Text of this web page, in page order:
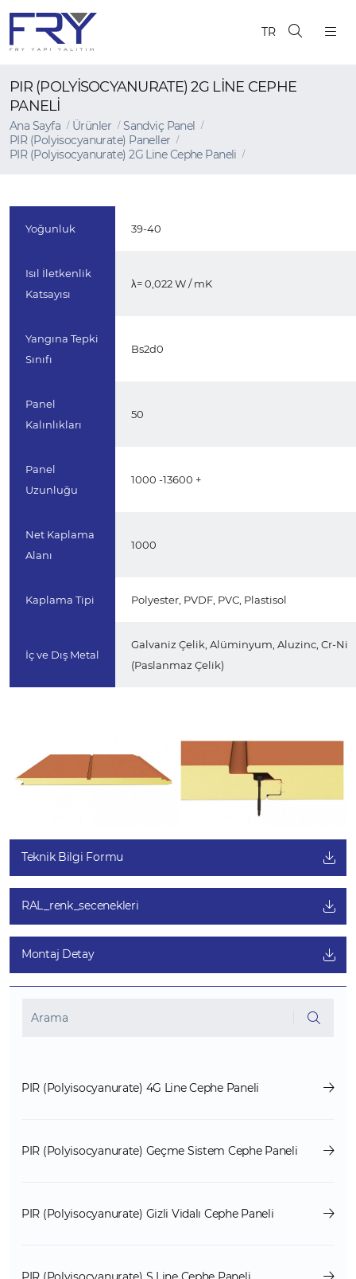
TR
PIR (POLYISOCYANURATE) 2G LINE CEPHE
PANELI
Ana Sayfa Ürünler
Sandviç Panel
PIR (Polyisocyanurate) Paneller
PIR (Polyisocyanurate) 2G Line Cephe Paneli
Yoğunluk 39-40
Isıl İletkenlik
Katsayısı
λ= 0,022 W / mK
Yangına Tepki
Sınıfı
Bs2d0
Panel
Kalınlıkları
50
Panel
Uzunluğu
1000 -13600 +
Net Kaplama
Alanı
1000
Kaplama Tipi Polyester, PVDF, PVC, Plastisol
İç ve Dış Metal
Galvaniz Çelik, Alüminyum, Aluzinc, Cr-Ni
(Paslanmaz Çelik)
Teknik Bilgi Formu
RAL_renk_secenekleri
Montaj Detay
PIR (Polyisocyanurate) 4G Line Cephe Paneli
PIR (Polyisocyanurate) Geçme Sistem Cephe Paneli
PIR (Polyisocyanurate) Gizli Vidalı Cephe Paneli